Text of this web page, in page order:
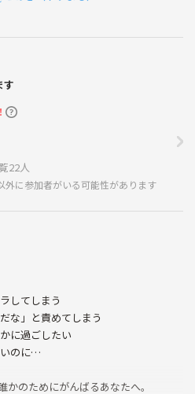
す
22人
外に参加者がいる可能性があります
してしまう
な」と責めてしまう
に過ごしたい
のに…
のためにがんばるあなたへ。